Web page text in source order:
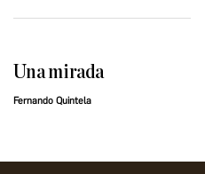
Una mirada
Fernando Quintela